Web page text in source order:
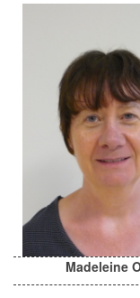
Madeleine